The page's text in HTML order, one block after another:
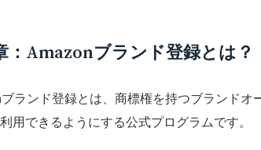
：Amazonブランド登録とは？
ランド登録とは、商標権を持つブランド
用できるようにする公式プログラムです。